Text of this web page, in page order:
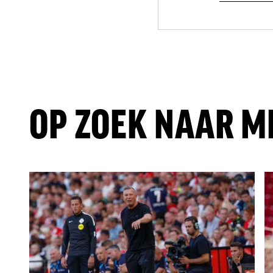
OP ZOEK NAAR